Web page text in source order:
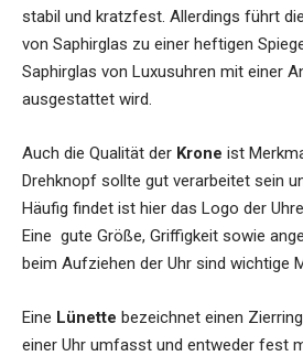
stabil und kratzfest. Allerdings führt
von Saphirglas zu einer heftigen
Saphirglas von Luxusuhren mit einer
ausgestattet wird.
Auch die Qualität der Krone ist
Drehknopf sollte gut verarbeitet sein
Häufig findet ist hier das Logo der
Eine gute Größe, Griffigkeit sowie
beim Aufziehen der Uhr sind wichtige
Eine Lünette bezeichnet einen
einer Uhr umfasst und entweder fest